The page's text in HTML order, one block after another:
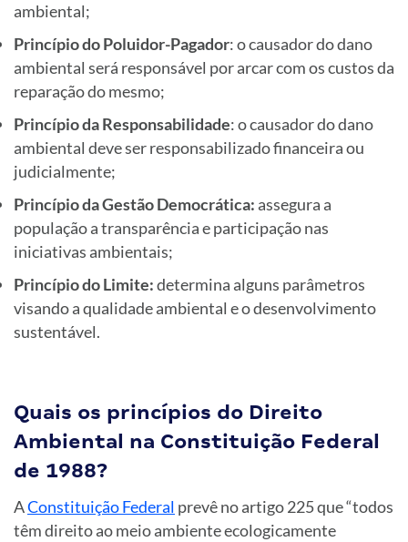
ambiental;
Princípio do Poluidor-Pagador: o causador do dano
ambiental será responsável por arcar com os custos da
reparação do mesmo;
Princípio da Responsabilidade: o causador do dano
ambiental deve ser responsabilizado financeira ou
judicialmente;
Princípio da Gestão Democrática: assegura a
população a transparência e participação nas
iniciativas ambientais;
Princípio do Limite:determina alguns parâmetros
visando a qualidade ambiental e o desenvolvimento
sustentável.
Quais os princípios do Direito
Ambiental na Constituição Federal
de 1988?
AConstituição Federal prevê no artigo 225 que “todos
têm direito ao meio ambiente ecologicamente